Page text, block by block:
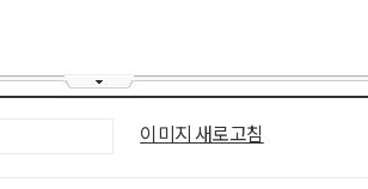
이미지 새로고침